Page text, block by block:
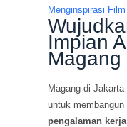
Menginspirasi Film
Impian
Magang
Magang di
untuk membangun
pengalaman kerja